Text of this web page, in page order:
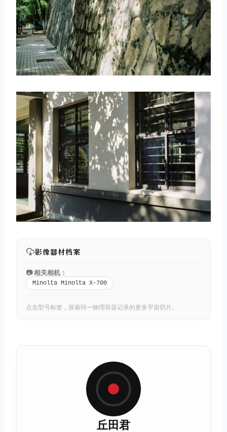
影像器材档案
📷 相关相机：
Minolta Minolta X-700
点击型号标签，探索同一物理容器记录的更多宇宙切片。
丘田君
取消 搜索